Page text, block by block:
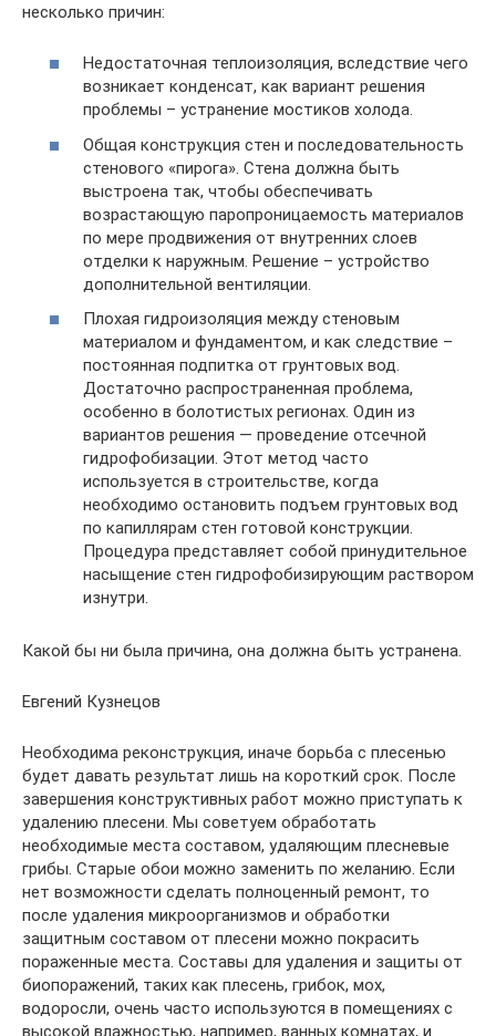
несколько причин:
Недостаточная теплоизоляция, вследствие чего
возникает конденсат, как вариант решения
проблемы – устранение мостиков холода.
Общая конструкция стен и последовательность
стенового «пирога». Стена должна быть
выстроена так, чтобы обеспечивать
возрастающую паропроницаемость материалов
по мере продвижения от внутренних слоев
отделки к наружным. Решение – устройство
дополнительной вентиляции.
Плохая гидроизоляция между стеновым
материалом и фундаментом, и как следствие –
постоянная подпитка от грунтовых вод.
Достаточно распространенная проблема,
особенно в болотистых регионах. Один из
вариантов решения — проведение отсечной
гидрофобизации. Этот метод часто
используется в строительстве, когда
необходимо остановить подъем грунтовых вод
по капиллярам стен готовой конструкции.
Процедура представляет собой принудительное
насыщение стен гидрофобизирующим раствором
изнутри.
Какой бы ни была причина, она должна быть устранена.
Евгений Кузнецов
Необходима реконструкция, иначе борьба с плесенью
будет давать результат лишь на короткий срок. После
завершения конструктивных работ можно приступать к
удалению плесени. Мы советуем обработать
необходимые места составом, удаляющим плесневые
грибы. Старые обои можно заменить по желанию. Если
нет возможности сделать полноценный ремонт, то
после удаления микроорганизмов и обработки
защитным составом от плесени можно покрасить
пораженные места. Составы для удаления и защиты от
биопоражений, таких как плесень, грибок, мох,
водоросли, очень часто используются в помещениях с
высокой влажностью, например, ванных комнатах, и